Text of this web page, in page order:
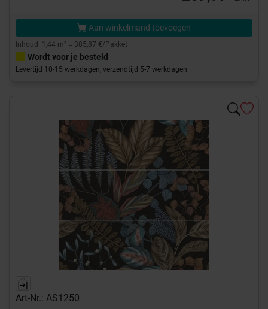
Aan winkelmand toevoegen
Inhoud: 1,44 m² = 385,87 €/Pakket
Wordt voor je besteld
Levertijd 10-15 werkdagen, verzendtijd 5-7 werkdagen
Art-Nr.: AS1250